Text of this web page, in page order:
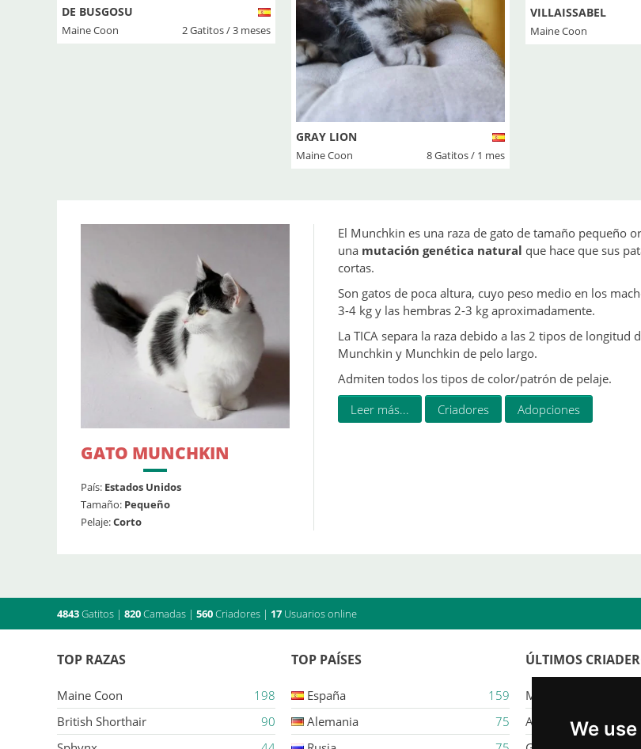
We
DE BUSGOSU
Maine Coon 2 Gatitos / 3 meses
GRAY LION
Maine Coon 8 Gatitos / 1 mes
VILLAISSABEL
Maine Coon
GATO MUNCHKIN
País: Estados Unidos
Tamaño: Pequeño
Pelaje:Corto
El Munchkin es una raza de gato de tamaño pequeño
una mutación genética natural que hace que sus
cortas.
Son gatos de poca altura, cuyo peso medio en los
3-4 kg y las hembras 2-3 kg aproximadamente.
La TICA separa la raza debido a las 2 tipos de longitud
Munchkin y Munchkin de pelo largo.
Admiten todos los tipos de color/patrón de pelaje.
Leer más...
Criadores Adopciones
4843Gatitos | 820Camadas | 560Criadores | 17 Usuarios online
TOP RAZAS
Maine Coon
198
British Shorthair
90
TOP PAÍSES
España
159
Alemania
75
ÚLTIMOS
Majestic Karacana
Ailuros